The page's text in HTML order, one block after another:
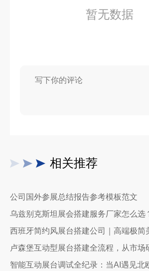
暂无数据
相关推荐
公司国外参展总结报告参考模板范文